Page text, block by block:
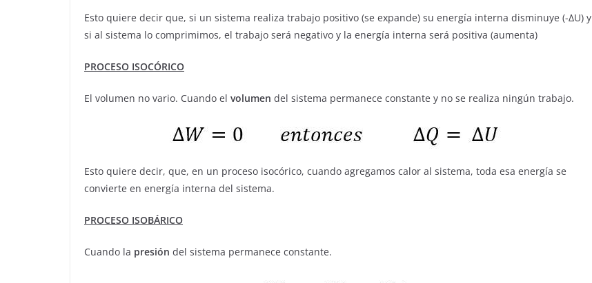
Esto quiere decir que, si un sistema realiza trabajo positivo (se expande) su energía interna disminuye (-ΔU) y
si al sistema lo comprimimos, el trabajo será negativo y la energía interna será positiva (aumenta)
PROCESO ISOCÓRICO
El volumen no vario. Cuando el volumen del sistema permanece constante y no se realiza ningún trabajo.
Esto quiere decir, que, en un proceso isocórico, cuando agregamos calor al sistema, toda esa energía se
convierte en energía interna del sistema.
PROCESO ISOBÁRICO
Cuando la presión del sistema permanece constante.